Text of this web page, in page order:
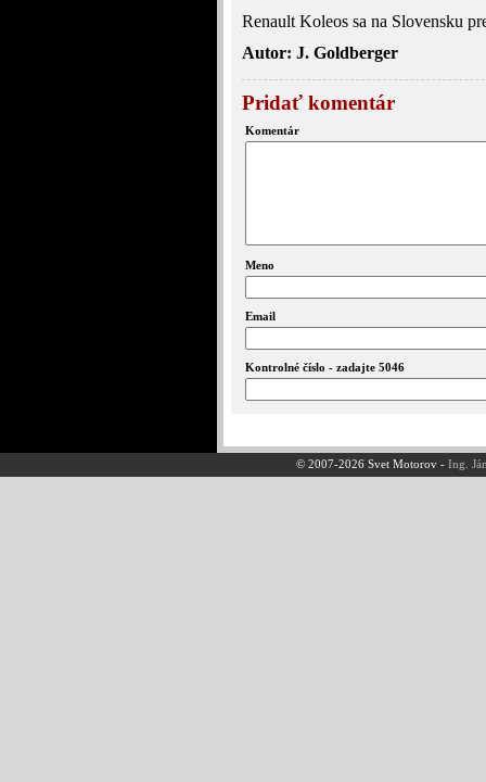
Renault Koleos sa na Slovensku
Autor: J. Goldberger
Pridať komentár
Komentár
Meno
Email
Kontrolné číslo - zadajte 5046
© 2007-2026 Svet Motorov -Ing.